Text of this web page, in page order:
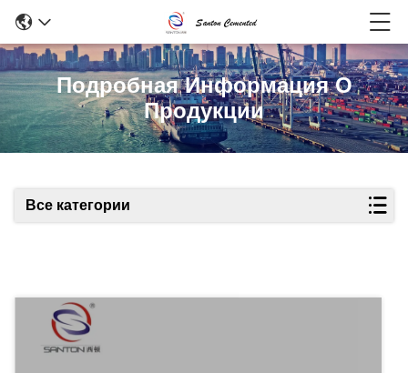
Подробная Информация О
Продукции
Все категории